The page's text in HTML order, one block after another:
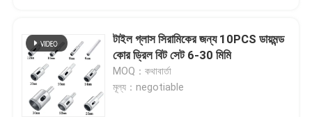
টাইল গ্লাস সিরামিকের জন্য 10PCS ডায়মন্ড
কোর ড্রিল বিট সেট 6-30 মিমি
MOQ：কথাবার্তা
মূল্য：negotiable